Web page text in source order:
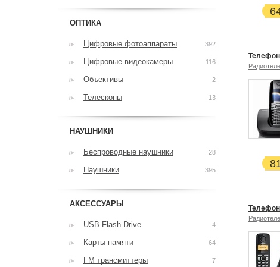
Телефон
Телефон
ОПТИКА
Цифровые фотоаппараты 392
Цифровые видеокамеры 116
Объективы 2
Телескопы 13
НАУШНИКИ
Беспроводные наушники 28
Наушники 395
АКСЕССУАРЫ
USB Flash Drive 4
Карты памяти 64
FM трансмиттеры 7